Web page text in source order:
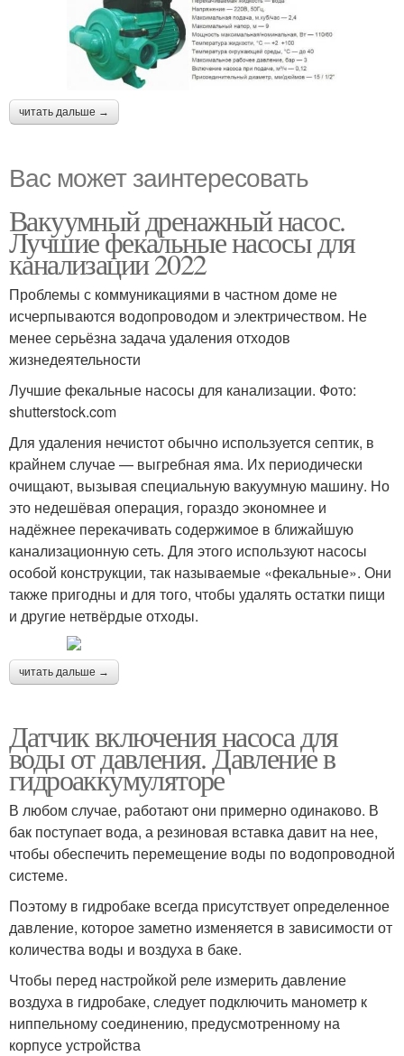
читать дальше →
Вас может заинтересовать
Вакуумный дренажный насос.
Лучшие фекальные насосы для
канализации 2022
Проблемы с коммуникациями в частном доме не
исчерпываются водопроводом и электричеством. Не
менее серьёзна задача удаления отходов
жизнедеятельности
Лучшие фекальные насосы для канализации. Фото:
shutterstock.com
Для удаления нечистот обычно используется септик, в
крайнем случае — выгребная яма. Их периодически
очищают, вызывая специальную вакуумную машину. Но
это недешёвая операция, гораздо экономнее и
надёжнее перекачивать содержимое в ближайшую
канализационную сеть. Для этого используют насосы
особой конструкции, так называемые «фекальные». Они
также пригодны и для того, чтобы удалять остатки пищи
и другие нетвёрдые отходы.
читать дальше →
Датчик включения насоса для
воды от давления. Давление в
гидроаккумуляторе
В любом случае, работают они примерно одинаково. В
бак поступает вода, а резиновая вставка давит на нее,
чтобы обеспечить перемещение воды по водопроводной
системе.
Поэтому в гидробаке всегда присутствует определенное
давление, которое заметно изменяется в зависимости от
количества воды и воздуха в баке.
Чтобы перед настройкой реле измерить давление
воздуха в гидробаке, следует подключить манометр к
ниппельному соединению, предусмотренному на
корпусе устройства